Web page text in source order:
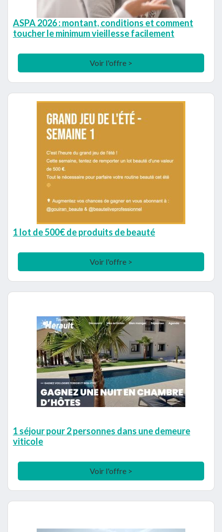
ASPA 2026 : montant, conditions et comment
toucher le minimum vieillesse facilement
Voir l'offre >
1 lot de 500€ de produits de beauté
Voir l'offre >
1 séjour pour 2 personnes dans une demeure
viticole
Voir l'offre >